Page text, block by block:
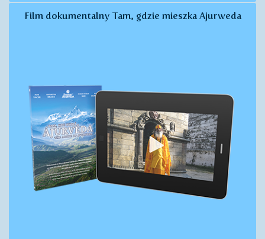
Film dokumentalny Tam, gdzie mieszka Ajurweda